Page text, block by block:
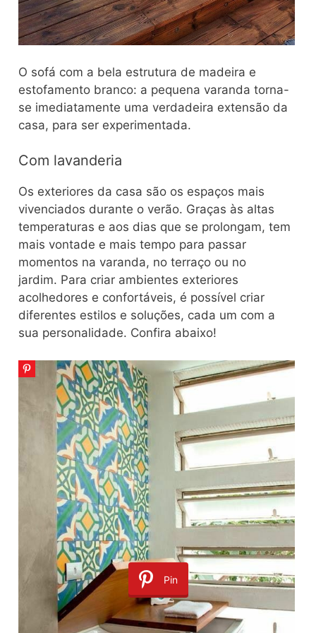
O sofá com a bela estrutura de madeira e
estofamento branco: a pequena varanda torna-
se imediatamente uma verdadeira extensão da
casa, para ser experimentada.
Com lavanderia
Os exteriores da casa são os espaços mais
vivenciados durante o verão. Graças às altas
temperaturas e aos dias que se prolongam, tem
mais vontade e mais tempo para passar
momentos na varanda, no terraço ou no
jardim. Para criar ambientes exteriores
acolhedores e confortáveis, é possível criar
diferentes estilos e soluções, cada um com a
sua personalidade. Confira abaixo!
Pin